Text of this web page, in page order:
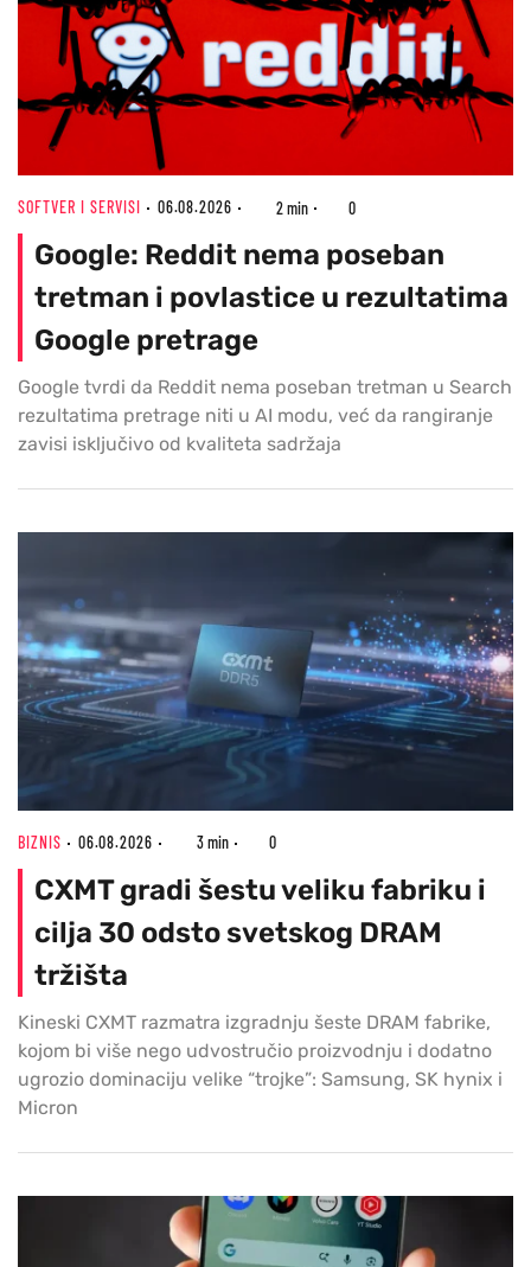
SOFTVER I SERVISI 06.08.2026 2 min 0
Google: Reddit nema poseban
tretman i povlastice u rezultatima
Google pretrage
Google tvrdi da Reddit nema poseban tretman u Search
rezultatima pretrage niti u AI modu, već da rangiranje
zavisi isključivo od kvaliteta sadržaja
BIZNIS 06.08.2026 3 min 0
CXMT gradi šestu veliku fabriku i
cilja 30 odsto svetskog DRAM
tržišta
Kineski CXMT razmatra izgradnju šeste DRAM fabrike,
kojom bi više nego udvostručio proizvodnju i dodatno
ugrozio dominaciju velike “trojke”: Samsung, SK hynix i
Micron